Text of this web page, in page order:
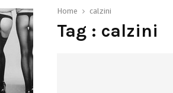
Home calzini
Tag : calzini